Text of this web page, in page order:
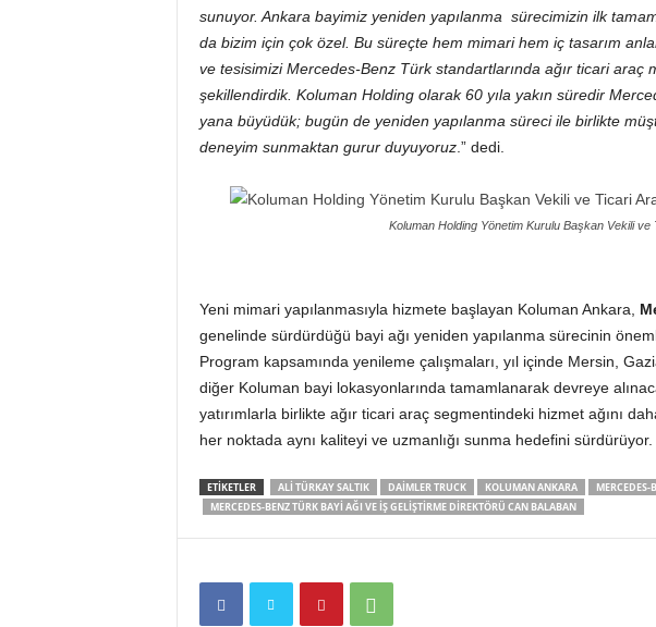
sunuyor. Ankara bayimiz yeniden yapılanma sürecimizin ilk
da bizim için çok özel. Bu süreçte hem mimari hem iç tasarım
ve tesisimizi Mercedes-Benz Türk standartlarında ağır ticari araç
şekillendirdik. Koluman Holding olarak 60 yıla yakın süredir
yana büyüdük; bugün de yeniden yapılanma süreci ile birlikte
deneyim sunmaktan gurur duyuyoruz.” dedi.
Koluman Holding Yönetim Kurulu Başkan Vekili
Yeni mimari yapılanmasıyla hizmete başlayan Koluman Ankara,
genelinde sürdürdüğü bayi ağı yeniden yapılanma sürecinin
Program kapsamında yenileme çalışmaları, yıl içinde Mersin,
diğer Koluman bayi lokasyonlarında tamamlanarak devreye
yatırımlarla birlikte ağır ticari araç segmentindeki hizmet ağını
her noktada aynı kaliteyi ve uzmanlığı sunma hedefini sürdürüyor.
ETIKETLER ALI TÜRKAY SALTIK DAIMLER TRUCK KOLUMAN ANKARA
MERCEDES-
MERCEDES-BENZ TÜRK BAYI AĞI VE İŞ GELIŞTIRME DIREKTÖRÜ CAN BALABAN